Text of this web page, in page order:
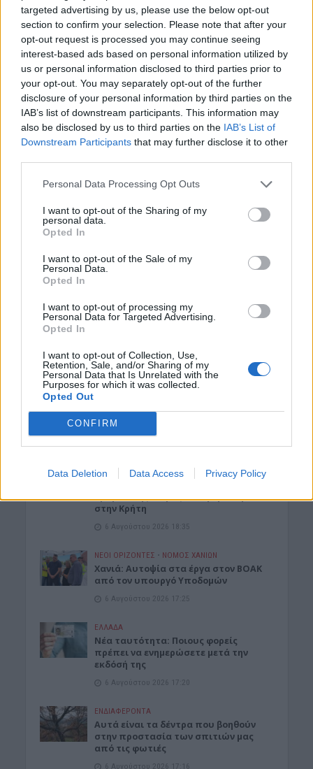
targeted advertising by us, please use the below opt-out
section to confirm your selection. Please note that after your
opt-out request is processed you may continue seeing
interest-based ads based on personal information utilized by
us or personal information disclosed to third parties prior to
your opt-out. You may separately opt-out of the further
disclosure of your personal information by third parties on the
IAB’s list of downstream participants. This information may
also be disclosed by us to third parties on the IAB’s List of
Downstream Participants that may further disclose it to other
Personal Data Processing Opt Outs
I want to opt-out of the Sharing of my
personal data.
Opted In
I want to opt-out of the Sale of my
Personal Data.
Opted In
I want to opt-out of processing my
Personal Data for Targeted Advertising.
Opted In
I want to opt-out of Collection, Use,
Retention, Sale, and/or Sharing of my
Personal Data that Is Unrelated with the
Purposes for which it was collected.
Opted Out
CONFIRM
Data Deletion Data Access Privacy Policy
ευρώ
7 Αυγούστου 2026 07:39
ΚΡΗΤΗ • ΜΑΤΙΕΣ ΣΤΟ ΠΑΡΕΛΘΟΝ
«Στιμαδόροι»: Οι παλιοί Κρητικοί
που μπορούσαν να εκτιμήσουν τα
πάντα!
ΓΕΎΣΗ - ΨΥΧΑΓΩΓΊΑ
Μεταμόρφωση του Σωτήρος: Σήμερα
τρώνε ψάρι όσοι νηστεύουν
6 Αυγούστου 2026 19:27
ΓΕΎΣΗ - ΨΥΧΑΓΩΓΊΑ • ΔΉΜΟΣ ΚΙΣΆΜΟΥ
Κίσαμος: Πλήθος κόσμου στη “Γιορτή
6 Αυγούστου 2026 19:21
Γεμάτα τα ξενοδοχεία στην Κρήτη – Ο
Αύγουστος καλύπτει το χαμένο
ΓΕΎΣΗ - ΨΥΧΑΓΩΓΊΑ • ΔΉΜΟΣ ΚΙΣΆΜΟΥ
Kίσαμος: Κρητική βραδιά με τον
στην Κουκουναρά
“Δύο Μαύρα Πουκάμισα”:
δραματικής σειράς που γυρίστηκε
στην Κρήτη
6 Αυγούστου 2026 18:35
ΝΕΟΙ ΟΡΙΖΟΝΤΕΣ • ΝΟΜΌΣ ΧΑΝΊΩΝ
Χανιά: Αυτοψία στα έργα στον ΒΟΑΚ
από τον υπουργό Υποδομών
6 Αυγούστου 2026 17:25
ΕΛΛΑΔΑ
Νέα ταυτότητα: Ποιους φορείς
πρέπει να ενημερώσετε μετά την
εκδόσή της
6 Αυγούστου 2026 17:20
ΕΝΔΙΑΦΕΡΟΝΤΑ
Αυτά είναι τα δέντρα που βοηθούν
στην προστασία των σπιτιών μας
από τις φωτιές
6 Αυγούστου 2026 17:16